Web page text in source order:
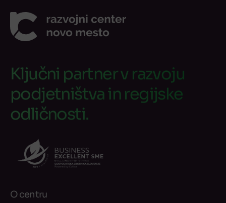
Ključni partner v razvoju
podjetništva in regijske
odličnosti.
O centru